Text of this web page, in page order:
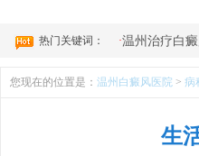
热门关键词： ·温州治疗白
您现在的位置是： 温州白癜风医院 > 病
生